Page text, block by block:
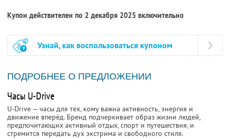
Купон действителен по 2 декабря 2025 включительно
Узнай, как воспользоваться купоном
ПОДРОБНЕЕ О ПРЕДЛОЖЕНИИ
Часы U-Drive
U-Drive — часы для тех, кому важна активность, энергия и
движение вперёд. Бренд подчеркивает образ жизни людей,
предпочитающих активный отдых, спорт и путешествия, и
стремится передать дух экстрима и свободного стиля.